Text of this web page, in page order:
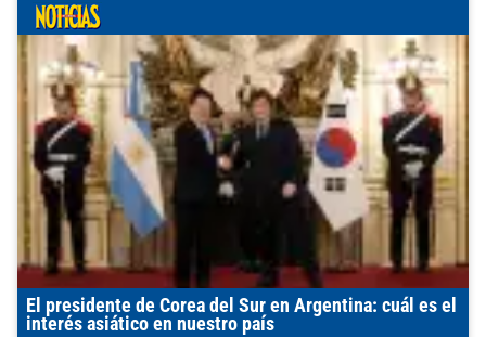
El presidente de Corea del Sur en Argentina: cuál es el
interés asiático en nuestro país